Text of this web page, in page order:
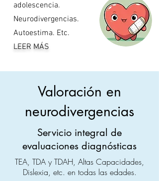
adolescencia.
Neurodivergencias.
Autoestima. Etc.
LEER MÁS
Valoración en
neurodivergencias
Servicio integral de
evaluaciones diagnósticas
TEA, TDA y TDAH, Altas Capacidades,
Dislexia, etc. en todas las edades.